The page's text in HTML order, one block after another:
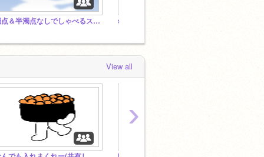
濁点＆半濁点なしでしゃべるスタジオ
View all
›